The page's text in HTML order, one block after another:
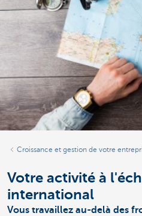
Entrepreneurs
Croissance et gestion de votre
Votre activité à
international
Vous travaillez au-delà des